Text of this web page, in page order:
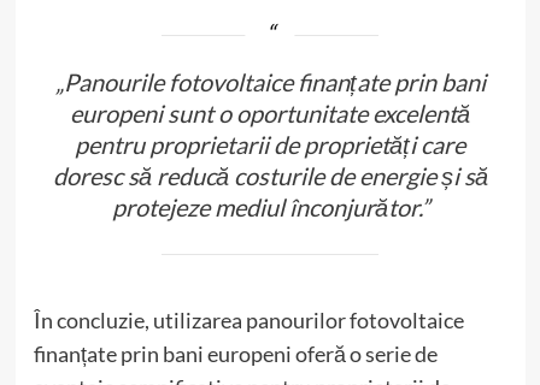
„Panourile fotovoltaice finanțate prin bani
europeni sunt o oportunitate excelentă
pentru proprietarii de proprietăți care
doresc să reducă costurile de energie și să
protejeze mediul înconjurător.”
În concluzie, utilizarea panourilor fotovoltaice
finanțate prin bani europeni oferă o serie de